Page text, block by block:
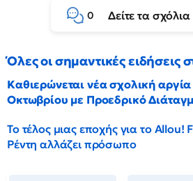
0 Δείτε τα σχόλια
Όλες οι σημαντικές ειδήσεις
Καθιερώνεται νέα σχολική αργία
Οκτωβρίου με Προεδρικό
Το τέλος μιας εποχής για το Allou!
Ρέντη αλλάζει πρόσωπο